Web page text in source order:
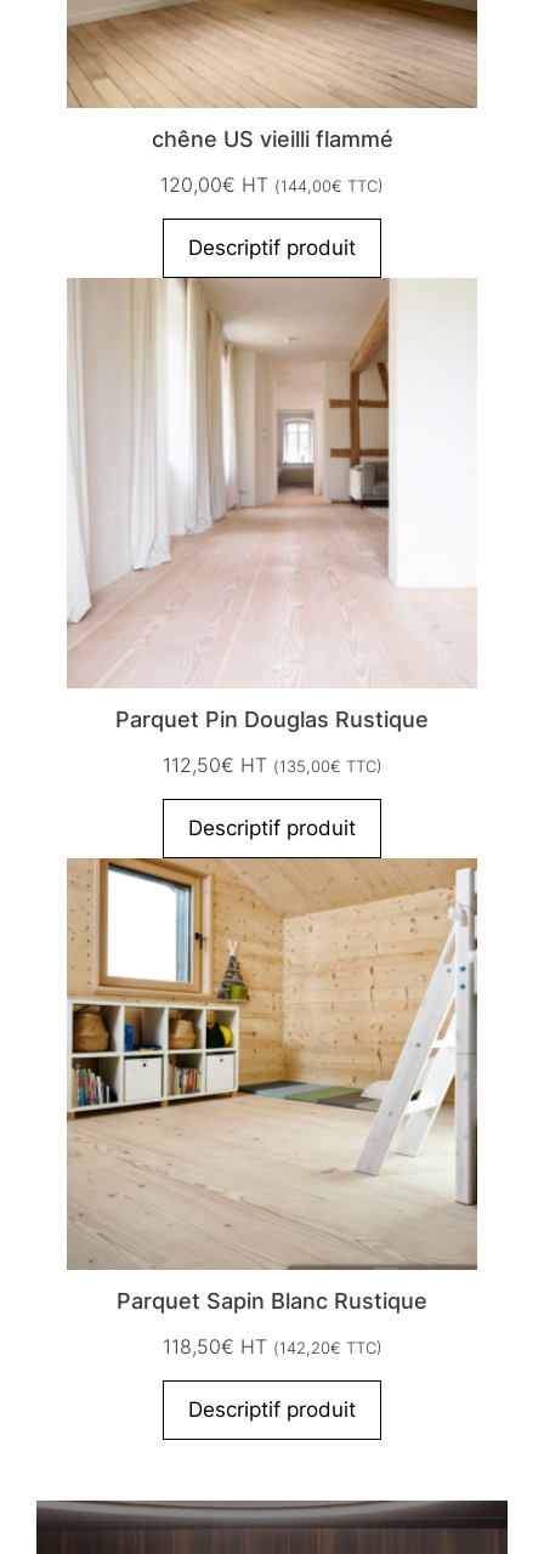
chêne US vieilli flammé
120,00€ HT (144,00€ TTC)
Descriptif produit
Parquet Pin Douglas Rustique
112,50€ HT (135,00€ TTC)
Descriptif produit
Parquet Sapin Blanc Rustique
118,50€ HT (142,20€ TTC)
Descriptif produit